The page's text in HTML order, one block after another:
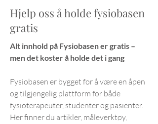
Hjelp oss å holde fysiobasen
gratis
Alt innhold på Fysiobasen er gratis –
men det koster å holde det i gang
Fysiobasen er bygget for å være en åpen
og tilgjengelig plattform for både
fysioterapeuter, studenter og pasienter.
Her finner du artikler, måleverktøy,